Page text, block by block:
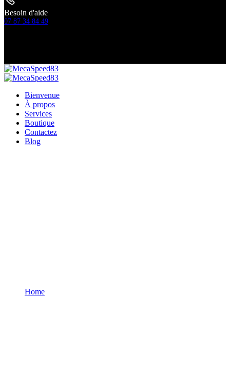
Besoin d'aide
07 87 34 84 49
Bienvenue
À propos
Services
Boutique
Contactez
Blog
Home